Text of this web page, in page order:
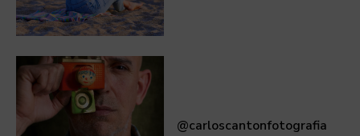
@carloscantonfotografia